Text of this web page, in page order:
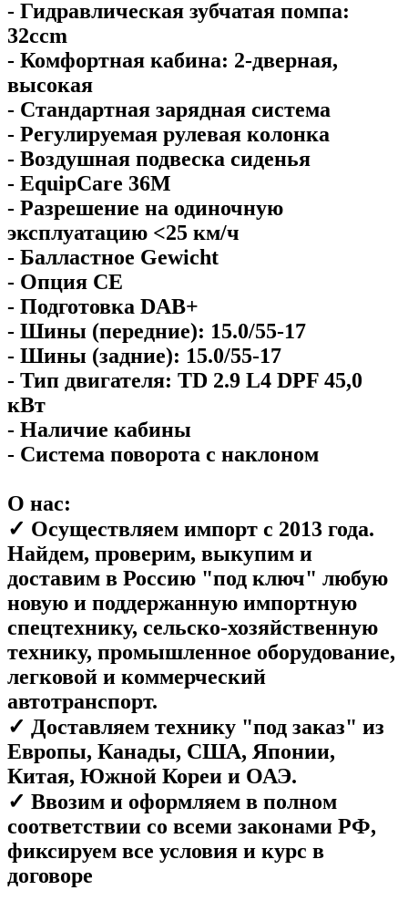
- Гидравлическая зубчатая помпа:
32ccm
- Комфортная кабина: 2-дверная,
высокая
- Стандартная зарядная система
- Регулируемая рулевая колонка
- Воздушная подвеска сиденья
- EquipCare 36M
- Разрешение на одиночную
эксплуатацию <25 км/ч
- Балластное Gewicht
- Опция CE
- Подготовка DAB+
- Шины (передние): 15.0/55-17
- Шины (задние): 15.0/55-17
- Тип двигателя: TD 2.9 L4 DPF 45,0
кВт
- Наличие кабины
- Система поворота с наклоном
О нас:
✓ Осуществляем импорт с 2013 года.
Найдем, проверим, выкупим и
доставим в Россию "под ключ" любую
новую и поддержанную импортную
спецтехнику, сельско-хозяйственную
технику, промышленное оборудование,
легковой и коммерческий
автотранспорт.
✓ Доставляем технику "под заказ" из
Европы, Канады, США, Японии,
Китая, Южной Кореи и ОАЭ.
✓ Ввозим и оформляем в полном
соответствии со всеми законами РФ,
фиксируем все условия и курс в
договоре